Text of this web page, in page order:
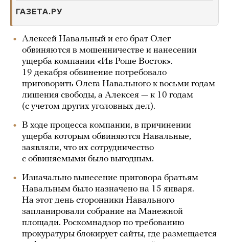
ГАЗЕТА.РУ
Алексей Навальный и его брат Олег
обвиняются в мошенничестве и нанесении
ущерба компании «Ив Роше Восток».
19 декабря обвинение потребовало
приговорить Олега Навального к восьми годам
лишения свободы, а Алексея — к 10 годам
(с учетом других уголовных дел).
В ходе процесса компании, в причинении
ущерба которым обвиняются Навальные,
заявляли, что их сотрудничество
с обвиняемыми было выгодным.
Изначально вынесение приговора братьям
Навальным было назначено на 15 января.
На этот день сторонники Навального
запланировали собрание на Манежной
площади. Роскомнадзор по требованию
прокуратуры блокирует сайты, где размещается